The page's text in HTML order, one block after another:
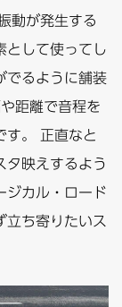
動が発生する
として使ってし
でるように舗装
距離で音程を
す。 正直なと
タ映えするよう
ジカル・ロード
立ち寄りたいス